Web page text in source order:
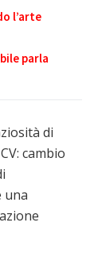
l’arte
parla
di
cambio
una